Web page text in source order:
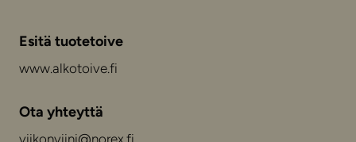
Esitä tuotetoive
www.alkotoive.fi
Ota yhteyttä